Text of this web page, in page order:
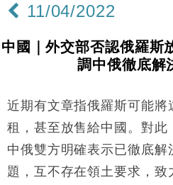
17:33
財經｜滙豐上調香港今
16:47
本地｜假冒內地執法人
損失近6900萬元
17:38 經濟｜大摩看淡內房今
科技｜iPhone 18 Pro
定新機售價
11/04/2022
中國｜外交部否認俄羅斯
調中俄徹底解
近期有文章指俄羅斯可能將
租，甚至放售給中國。對此
中俄雙方明確表示已徹底解
題，互不存在領土要求，致